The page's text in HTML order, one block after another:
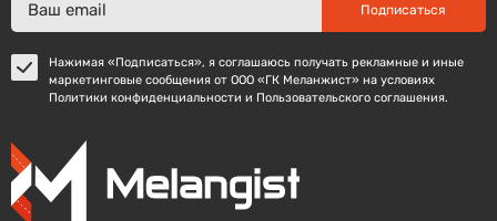
Подписаться
Нажимая «Подписаться», я соглашаюсь получать рекламные и иные
маркетинговые сообщения от ООО «ГК Меланжист» на условиях
Политики конфиденциальности и Пользовательского соглашения.